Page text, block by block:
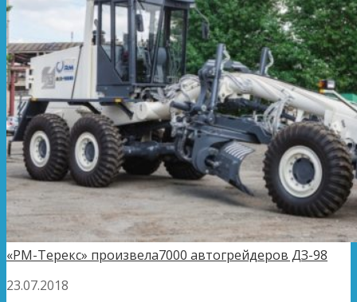
«РМ-Терекс» произвела7000 автогрейдеров ДЗ-98
23.07.2018